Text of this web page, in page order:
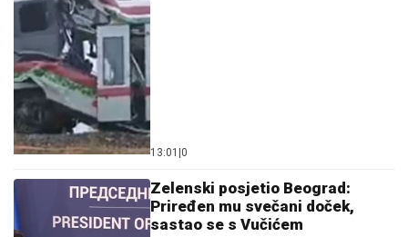
13:01 |0
Zelenski posjetio Beograd:
Priređen mu svečani doček,
sastao se s Vučićem